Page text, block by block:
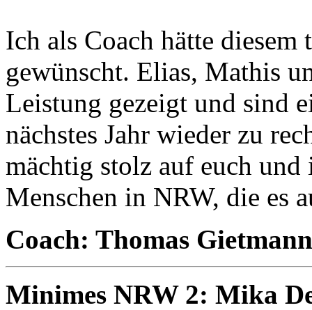
Ich als Coach hätte
gewünscht. Elias, Mathis
Leistung gezeigt und sind
nächstes Jahr wieder zu
mächtig stolz auf euch
Menschen in NRW, die es
Coach: Thomas Gietmann
Minimes NRW 2: Mika